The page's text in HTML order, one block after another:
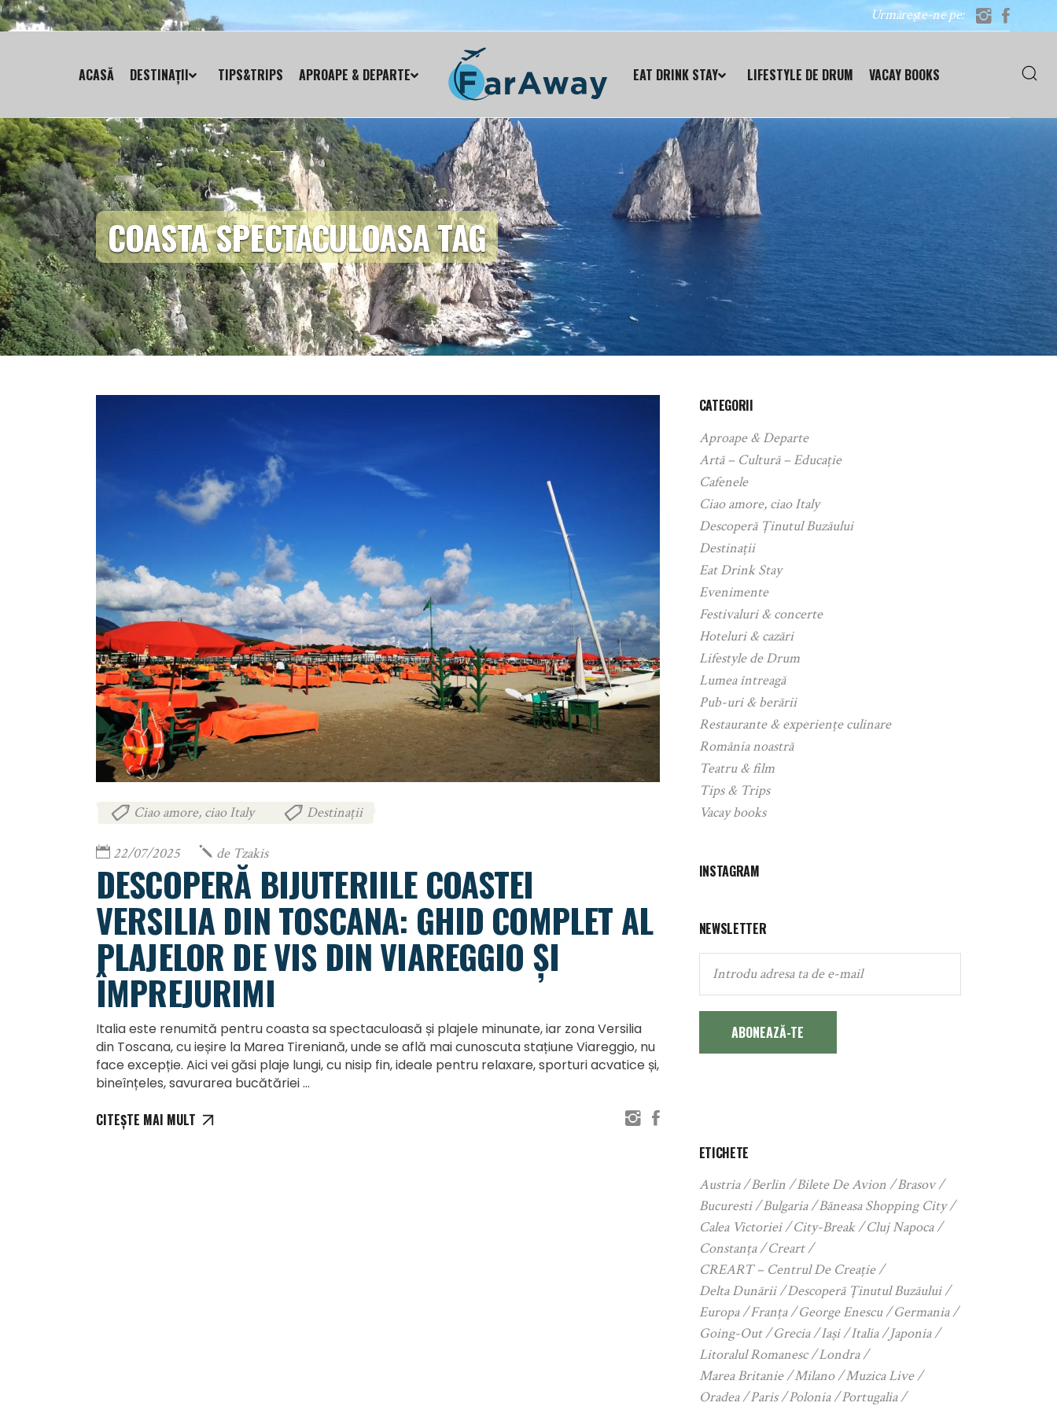
Urmărește-ne pe:
ACASĂ DESTINAȚII TIPS&TRIPS APROAPE & DEPARTE EAT DRINK STAY LIFESTYLE DE DRUM VACAY BOOKS
COASTA SPECTACULOASA TAG
Ciao amore, ciao Italy Destinații
22/07/2025 de Tzakis
DESCOPERĂ BIJUTERIILE COASTEI
VERSILIA DIN TOSCANA: GHID COMPLET AL
PLAJELOR DE VIS DIN VIAREGGIO ȘI
ÎMPREJURIMI
Italia este renumită pentru coasta sa spectaculoasă și plajele minunate, iar zona Versilia
din Toscana, cu ieșire la Marea Tireniană, unde se află mai cunoscuta stațiune Viareggio, nu
face excepție. Aici vei găsi plaje lungi, cu nisip fin, ideale pentru relaxare, sporturi acvatice și,
bineînțeles, savurarea bucătăriei
CITEȘTE MAI MULT
CATEGORII
Aproape & Departe
Artă – Cultură – Educație
Cafenele
Ciao amore, ciao Italy
Descoperă Ținutul Buzăului
Destinații
Eat Drink Stay
Evenimente
Festivaluri & concerte
Hoteluri & cazări
Lifestyle de Drum
Lumea întreagă
Pub-uri & berării
Restaurante & experiențe culinare
România noastră
Teatru & film
Tips & Trips
Vacay books
INSTAGRAM
NEWSLETTER
ABONEAZĂ-TE
ETICHETE
Austria Berlin Bilete De Avion
Brasov
Bucuresti
Bulgaria
Băneasa Shopping City
Calea Victoriei
City-Break
Cluj Napoca
Constanța
Creart
CREART – Centrul De Creație
Delta Dunării
Descoperă Ținutul Buzăului
Europa
Franța George Enescu
Germania
Going-Out
Grecia Iași Italia
Japonia
Litoralul Romanesc
Londra
Marea Britanie
Milano
Muzica Live
Oradea
Paris Polonia
Portugalia